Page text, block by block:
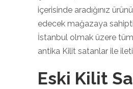
içerisinde aradığınız
edecek mağazaya
İstanbul olmak üzere tüm
antika Kilit satanlar ile
Eski Kilit